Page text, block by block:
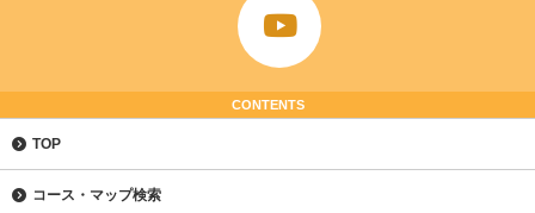
CONTENTS
TOP
コース・マップ検索